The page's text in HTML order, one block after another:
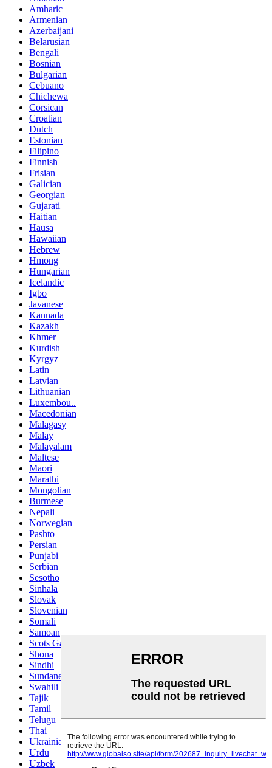
Amharic
Armenian
Azerbaijani
Belarusian
Bengali
Bosnian
Bulgarian
Cebuano
Chichewa
Corsican
Croatian
Dutch
Estonian
Filipino
Finnish
Frisian
Galician
Georgian
Gujarati
Haitian
Hausa
Hawaiian
Hebrew
Hmong
Hungarian
Icelandic
Igbo
Javanese
Kannada
Kazakh
Khmer
Kurdish
Kyrgyz
Latin
Latvian
Lithuanian
Luxembou..
Macedonian
Malagasy
Malay
Malayalam
Maltese
Maori
Marathi
Mongolian
Burmese
Nepali
Norwegian
Pashto
Persian
Punjabi
Serbian
Sesotho
Sinhala
Slovak
Slovenian
Somali
Samoan
Scots Gaelic
Shona
Sindhi
Sundanese
Swahili
Tajik
Tamil
Telugu
Thai
Ukrainian
Urdu
Uzbek